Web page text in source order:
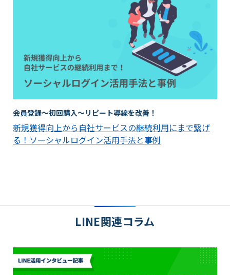
会員登録～初回購入～リピート導線を改善！
新規獲得向上から自社サービスの継続利用にまで繋げ
る！ソーシャルログイン活用手法と事例
LINE関連コラム